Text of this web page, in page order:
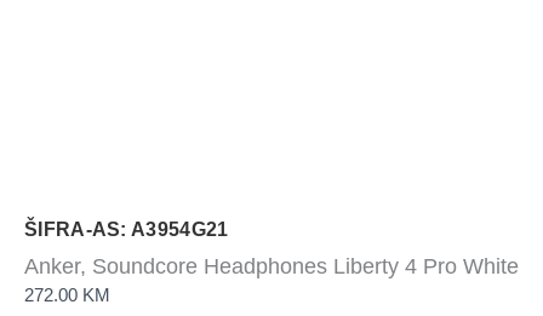
ŠIFRA-AS: A3954G21
Anker, Soundcore Headphones Liberty 4 Pro White
272.00 KM